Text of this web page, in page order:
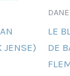
JENSE)
LE
DE